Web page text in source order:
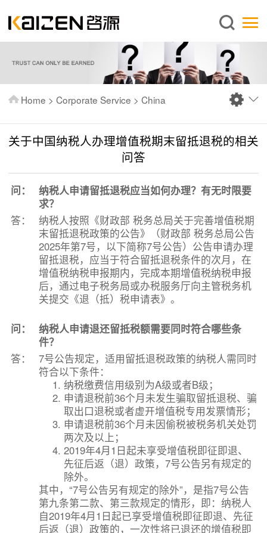
English
About us
Services
News
Publications
FAQ
Home > Corporate Service > China
关于中国纳税人办理增值税期末留抵退税的相关
问答
问：
纳税人申请留抵退税应当如何办理？有无时限要
求？
答：
纳税人按照《财政部 税务总局关于完善增值税期
末留抵退税政策的公告》（财政部 税务总局公告
2025年第7号，以下简称7号公告）公告申请办理
留抵退税，应当于符合留抵退税条件的次月，在
增值税纳税申报期内，完成本期增值税纳税申报
后，通过电子税务局或办税服务厅向主管税务机
关提交《退（抵）税申请表》。
问：
纳税人申请退还留抵税额需要同时符合哪些条
件？
答：
7号公告规定，适用留抵退税政策的纳税人需同时
符合以下条件：
纳税缴费信用级别为A级或者B级；
申请退税前36个月未发生骗取留抵退税、骗
取出口退税或者虚开增值税专用发票情形；
申请退税前36个月未因偷税被税务机关处罚
两次及以上；
2019年4月1日起未享受增值税即征即退、
先征后返（退）政策，7号公告另有规定的
除外。
其中，“7号公告另有规定的除外”，是指7号公告
第九条第二款、第三款规定的情形，即：纳税人
自2019年4月1日起已享受增值税即征即退、先征
后返（退）政策的，一次性将已退还的增值税即